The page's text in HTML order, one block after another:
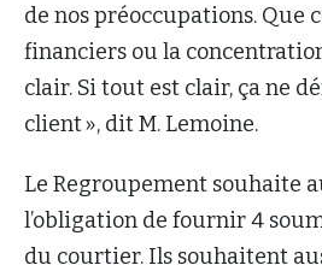
de nos préoccupations. Que
financiers ou la
clair. Si tout est clair, ça ne
client », dit M. Lemoine.
Le Regroupement souhaite
l’obligation de fournir 4
du courtier. Ils souhaitent